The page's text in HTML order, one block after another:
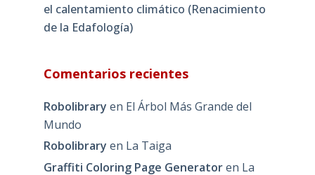
el calentamiento climático (Renacimiento
de la Edafología)
Comentarios recientes
Robolibrary en El Árbol Más Grande del
Mundo
Robolibrary en La Taiga
Graffiti Coloring Page Generatoren La